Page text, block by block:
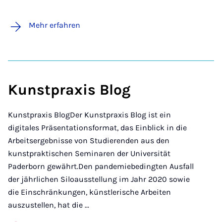
Mehr erfahren
Kunstpraxis Blog
Kunstpraxis BlogDer Kunstpraxis Blog ist ein
digitales Präsentationsformat, das Einblick in die
Arbeitsergebnisse von Studierenden aus den
kunstpraktischen Seminaren der Universität
Paderborn gewährt.Den pandemiebedingten Ausfall
der jährlichen Siloausstellung im Jahr 2020 sowie
die Einschränkungen, künstlerische Arbeiten
auszustellen, hat die ...